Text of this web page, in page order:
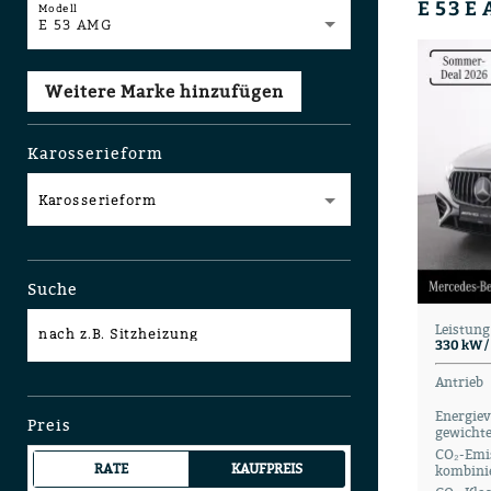
E 53 AMG
Modell
Weitere Marke hinzufügen
Karosserieform
Karosserieform
Suche
nach z.B. Sitzheizung
Preis
RATE KAUFPREIS
Leistung
330 kW /
Antrieb
CO₂-